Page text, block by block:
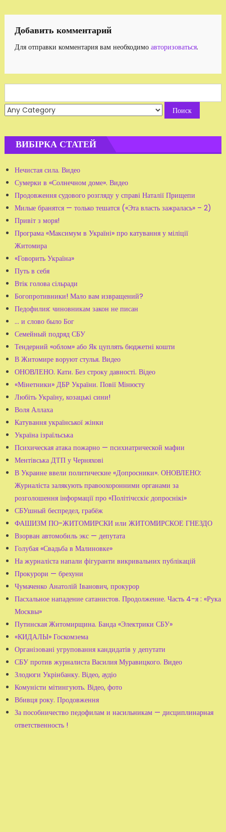
записям
Добавить комментарий
Для отправки комментария вам необходимо авторизоваться.
for:
ВИБІРКА СТАТЕЙ
Нечистая сила. Видео
Сумерки в «Солнечном доме». Видео
Продовження судового розгляду у справі Наталії Прищепи
Милые бранятся — только тешатся («Эта власть зажралась» – 2)
Привіт з моря!
Програма «Максимум в Україні» про катування у міліції
Житомира
«Говорить Україна»
Путь в себя
Втік голова сільради
Богопротивники! Мало вам извращений?
Педофилия: чиновникам закон не писан
... и слово было Бог
Семейный подряд СБУ
Тендерний «облом» або Як цуплять бюджетні кошти
В Житомире воруют стулья. Видео
ОНОВЛЕНО. Кати. Без строку давності. Відео
«Мінетники» ДБР України. Повії Мінюсту
Любіть Україну, козацькі сини!
Воля Аллаха
Катування української жінки
Україна ізраїльська
Психическая атака пожарно — психиатрической мафии
Ментівська ДТП у Черняхові
В Украине ввели политические «Допросники». ОНОВЛЕНО:
Журналіста залякують правоохоронними органами за
розголошення інформації про «Політічєскіє допроснікі»
СБУшный беспредел, грабёж
ФАШИЗМ ПО-ЖИТОМИРСКИ или ЖИТОМИРСКОЕ ГНЕЗДО
Взорван автомобиль экс — депутата
Голубая «Свадьба в Малиновке»
На журналіста напали фігуранти викривальних публікацій
Прокурори — брехуни
Чумаченко Анатолій Іванович, прокурор
Пасхальное нападение сатанистов. Продолжение. Часть 4-я : «Рука
Москвы»
Путинская Житомирщина. Банда «Электрики СБУ»
«КИДАЛЫ» Госкомзема
Організовані угруповання кандидатів у депутати
СБУ против журналиста Василия Муравицкого. Видео
Злодюги Укрінбанку. Відео, аудіо
Комуністи мітингують. Відео, фото
Вбивця року. Продовження
За пособничество педофилам и насильникам — дисциплинарная
ответственность !